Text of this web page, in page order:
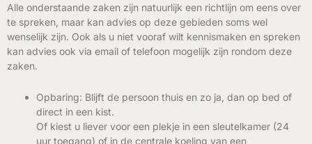
Alle onderstaande zaken zijn natuurlijk een richtlijn om eens over
te spreken, maar kan advies op deze gebieden soms wel
wenselijk zijn. Ook als u niet vooraf wilt kennismaken en spreken
kan advies ook via email of telefoon mogelijk zijn rondom deze
zaken.
Opbaring: Blijft de persoon thuis en zo ja, dan op bed of
direct in een kist.
Of kiest u liever voor een plekje in een sleutelkamer (24
uur toegang) of in de centrale koeling van een